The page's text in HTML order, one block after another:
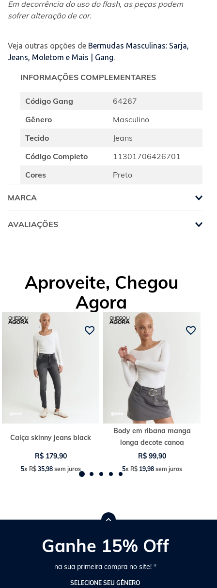
Em decorrência do uso do flash, as peças podem
sofrer alteração de cor.
Veja outras opções de Bermudas Masculinas: Sarja,
Jeans, Moletom e Mais | Gang.
INFORMAÇÕES COMPLEMENTARES
Código Gang
64267
Gênero
Masculino
Tecido
Jeans
Código Completo
11301706426701
Cores
Preto
MARCA
AVALIAÇÕES
Aproveite, Chegou
Agora
Calça skinny jeans black
R$ 179,90
5x R$ 35,98sem juros
Body em ribana manga
longa decote canoa
R$ 99,90
5x R$ 19,98sem juros
Ganhe 15% Off
na sua primeira compra no site! *
SELECIONE SEU GÊNERO